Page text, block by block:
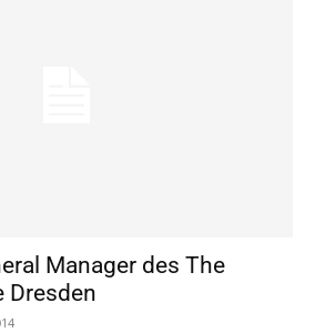
Manager des The
Dresden